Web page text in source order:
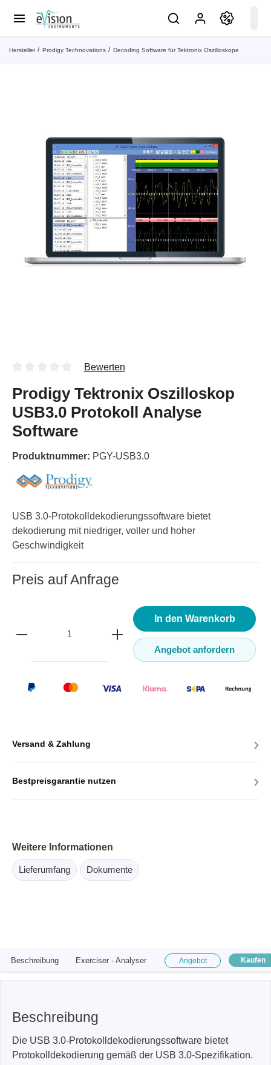
Hersteller Prodigy Technovations Decoding Software für Tektronix Oszilloskope
Bewerten
Prodigy Tektronix Oszilloskop
USB3.0 Protokoll Analyse
Software
Produktnummer: PGY-USB3.0
USB 3.0-Protokolldekodierungssoftware bietet
dekodierung mit niedriger, voller und hoher
Geschwindigkeit
Preis auf Anfrage
In den Warenkorb
Angebot anfordern
Versand & Zahlung ›
Bestpreisgarantie nutzen ›
Weitere Informationen
Lieferumfang Dokumente
Beschreibung Exerciser - Analyser Angebot Kaufen
Beschreibung
Die USB 3.0-Protokolldekodierungssoftware bietet
Protokolldekodierung gemäß der USB 3.0-Spezifikation.